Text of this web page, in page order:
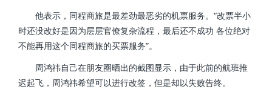
他表示，同程商旅是最差劲最恶劣的机票服务。“改票半小
时还没改好是因为层层官僚复杂流程，最后还不成功 各位绝对
不能再用这个同程商旅的买票服务”。
周鸿祎自己在朋友圈晒出的截图显示，由于此前的航班推
迟起飞，周鸿祎希望可以进行改签，但是却以失败告终。